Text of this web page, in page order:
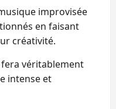
improvisée
en faisant
créativité.
fera véritablement
intense et